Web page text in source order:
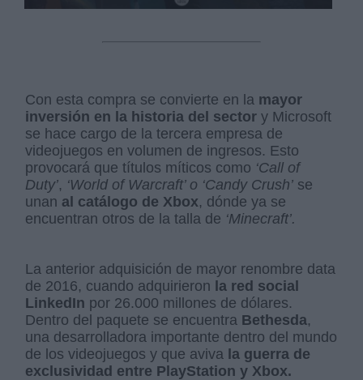
Con esta compra se convierte en la mayor
inversión en la historia del sector y Microsoft
se hace cargo de la tercera empresa de
videojuegos en volumen de ingresos. Esto
provocará que títulos míticos como ‘Call of
Duty’, ‘World of Warcraft’ o ‘Candy Crush’ se
unan al catálogo de Xbox, dónde ya se
encuentran otros de la talla de ‘Minecraft’.
La anterior adquisición de mayor renombre data
de 2016, cuando adquirieron la red social
LinkedIn por 26.000 millones de dólares.
Dentro del paquete se encuentra Bethesda,
una desarrolladora importante dentro del mundo
de los videojuegos y que aviva la guerra de
exclusividad entre PlayStation y Xbox.